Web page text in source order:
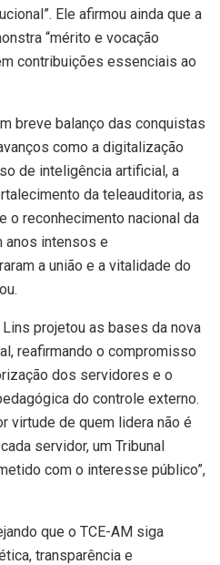
Ele afirmou ainda que a
“mérito e vocação
contribuições essenciais ao
breve balanço das conquistas
como a digitalização
de inteligência artificial, a
da teleauditoria, as
o reconhecimento nacional da
anos intensos e
a união e a vitalidade do
Lins projetou as bases da nova
reafirmando o compromisso
dos servidores e o
do controle externo.
virtude de quem lidera não é
servidor, um Tribunal
com o interesse público”,
que o TCE-AM siga
transparência e